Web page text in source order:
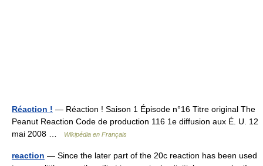
Réaction ! — Réaction ! Saison 1 Épisode n°16 Titre original The
Peanut Reaction Code de production 116 1e diffusion aux É. U. 12
mai 2008 …
Wikipédia en Français
reaction — Since the later part of the 20c reaction has been used